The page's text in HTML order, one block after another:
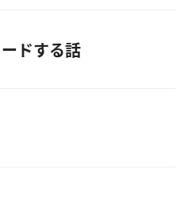
ドする話